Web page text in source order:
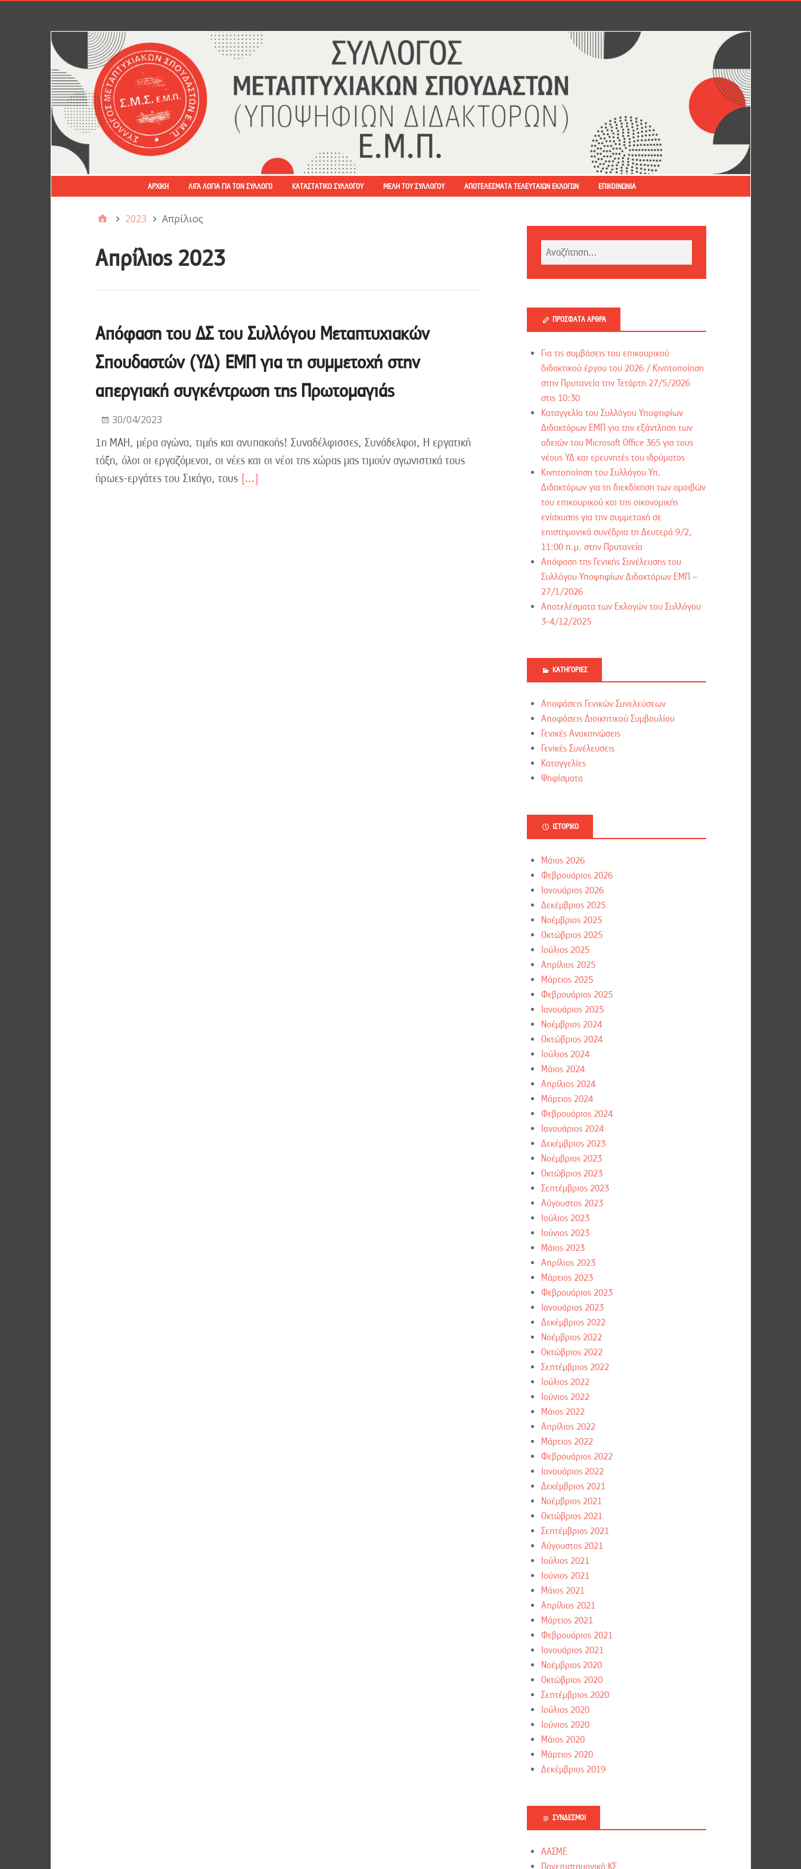
ΑΡΧΙΚΉ ΛΊΓΑ ΛΌΓΙΑ ΓΙΑ ΤΟΝ ΣΎΛΛΟΓΟ ΚΑΤΑΣΤΑΤΙΚΌ ΣΥΛΛΌΓΟΥ ΜΈΛΗ ΤΟΥ ΣΥΛΛΌΓΟΥ ΑΠΟΤΕΛΈΣΜΑΤΑ ΤΕΛΕΥΤΑΊΩΝ ΕΚΛΟΓΏΝ ΕΠΙΚΟΙΝΩΝΊΑ
2023 Απρίλιος
Απρίλιος 2023
Απόφαση του ΔΣ του Συλλόγου Μεταπτυχιακών
Σπουδαστών (ΥΔ) ΕΜΠ για τη συμμετοχή στην
απεργιακή συγκέντρωση της Πρωτομαγιάς
30/04/2023
1η ΜΑΗ, μέρα αγώνα, τιμής και ανυπακοής! Συναδέλφισσες, Συνάδελφοι, Η εργατική
τάξη, όλοι οι εργαζόμενοι, οι νέες και οι νέοι της χώρας μας τιμούν αγωνιστικά τους
ήρωες-εργάτες του Σικάγο, τους […]
ΠΡΌΣΦΑΤΑ ΆΡΘΡΑ
Για τις συμβάσεις του επικουρικού
διδακτικού έργου του 2026 / Kινητοποίηση
στην Πρυτανεία την Τετάρτη 27/5/2026
στις 10:30
Καταγγελία του Συλλόγου Υποψηφίων
Διδακτόρων ΕΜΠ για την εξάντληση των
αδειών του Microsoft Office 365 για τους
νέους ΥΔ και ερευνητές του ιδρύματος
Κινητοποίηση του Συλλόγου Υπ.
Διδακτόρων για τη διεκδίκηση των αμοιβών
του επικουρικού και της οικονομικής
ενίσχυσης για την συμμετοχή σε
επιστημονικά συνέδρια τη Δευτερά 9/2,
11:00 π.μ. στην Πρυτανεία
Απόφαση της Γενικής Συνέλευσης του
Συλλόγου Υποψηφίων Διδακτόρων ΕΜΠ –
27/1/2026
Αποτελέσματα των Εκλογών του Συλλόγου
3-4/12/2025
ΚΑΤΗΓΟΡΊΕΣ
Αποφάσεις Γενικών Συνελεύσεων
Αποφάσεις Διοικητικού Συμβουλίου
Γενικές Ανακοινώσεις
Γενικές Συνέλευσεις
Καταγγελίες
Ψηφίσματα
ΙΣΤΟΡΙΚΌ
Μάιος 2026
Φεβρουάριος 2026
Ιανουάριος 2026
Δεκέμβριος 2025
Νοέμβριος 2025
Οκτώβριος 2025
Ιούλιος 2025
Απρίλιος 2025
Μάρτιος 2025
Φεβρουάριος 2025
Ιανουάριος 2025
Νοέμβριος 2024
Οκτώβριος 2024
Ιούλιος 2024
Μάιος 2024
Απρίλιος 2024
Μάρτιος 2024
Φεβρουάριος 2024
Ιανουάριος 2024
Δεκέμβριος 2023
Νοέμβριος 2023
Οκτώβριος 2023
Σεπτέμβριος 2023
Αύγουστος 2023
Ιούλιος 2023
Ιούνιος 2023
Μάιος 2023
Απρίλιος 2023
Μάρτιος 2023
Φεβρουάριος 2023
Ιανουάριος 2023
Δεκέμβριος 2022
Νοέμβριος 2022
Οκτώβριος 2022
Σεπτέμβριος 2022
Ιούλιος 2022
Ιούνιος 2022
Μάιος 2022
Απρίλιος 2022
Μάρτιος 2022
Φεβρουάριος 2022
Ιανουάριος 2022
Δεκέμβριος 2021
Νοέμβριος 2021
Οκτώβριος 2021
Σεπτέμβριος 2021
Αύγουστος 2021
Ιούλιος 2021
Ιούνιος 2021
Μάιος 2021
Απρίλιος 2021
Μάρτιος 2021
Φεβρουάριος 2021
Ιανουάριος 2021
Νοέμβριος 2020
Οκτώβριος 2020
Σεπτέμβριος 2020
Ιούλιος 2020
Ιούνιος 2020
Μάιος 2020
Μάρτιος 2020
Δεκέμβριος 2019
ΣΎΝΔΕΣΜΟΙ
ΑΑΣΜΕ
Πανεπιστημονική ΚΣ